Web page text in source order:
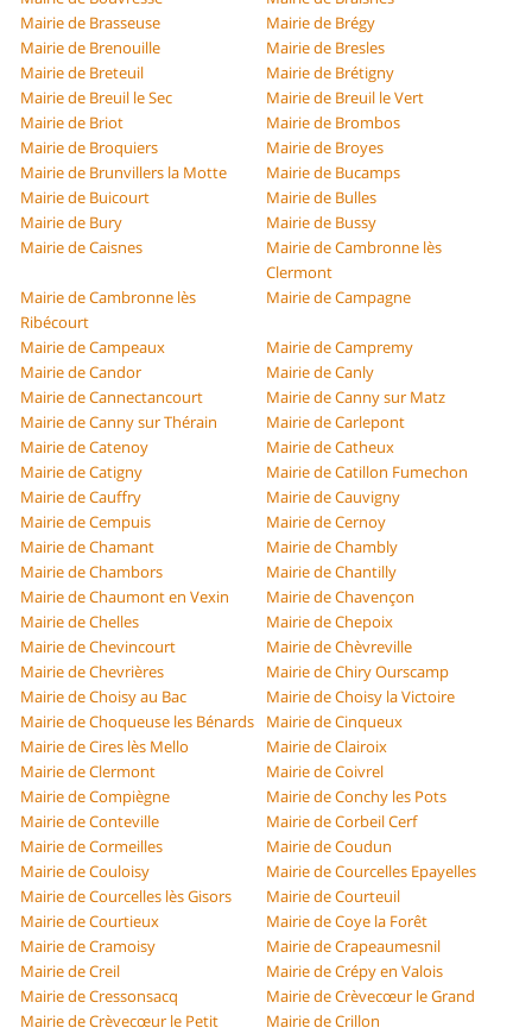
Mairie de Brasseuse
Mairie de Brégy
Mairie de Brenouille
Mairie de Bresles
Mairie de Breteuil
Mairie de Brétigny
Mairie de Breuil le Sec
Mairie de Breuil le Vert
Mairie de Briot
Mairie de Brombos
Mairie de Broquiers
Mairie de Broyes
Mairie de Brunvillers la Motte
Mairie de Bucamps
Mairie de Buicourt
Mairie de Bulles
Mairie de Bury
Mairie de Bussy
Mairie de Caisnes
Mairie de Cambronne lès
Clermont
Mairie de Cambronne lès
Ribécourt
Mairie de Campagne
Mairie de Campeaux
Mairie de Campremy
Mairie de Candor
Mairie de Canly
Mairie de Cannectancourt
Mairie de Canny sur Matz
Mairie de Canny sur Thérain
Mairie de Carlepont
Mairie de Catenoy
Mairie de Catheux
Mairie de Catigny
Mairie de Catillon Fumechon
Mairie de Cauffry
Mairie de Cauvigny
Mairie de Cempuis
Mairie de Cernoy
Mairie de Chamant
Mairie de Chambly
Mairie de Chambors
Mairie de Chantilly
Mairie de Chaumont en Vexin
Mairie de Chavençon
Mairie de Chelles
Mairie de Chepoix
Mairie de Chevincourt
Mairie de Chèvreville
Mairie de Chevrières
Mairie de Chiry Ourscamp
Mairie de Choisy au Bac
Mairie de Choisy la Victoire
Mairie de Choqueuse les Bénards
Mairie de Cinqueux
Mairie de Cires lès Mello
Mairie de Clairoix
Mairie de Clermont
Mairie de Coivrel
Mairie de Compiègne
Mairie de Conchy les Pots
Mairie de Conteville
Mairie de Corbeil Cerf
Mairie de Cormeilles
Mairie de Coudun
Mairie de Couloisy
Mairie de Courcelles Epayelles
Mairie de Courcelles lès Gisors
Mairie de Courteuil
Mairie de Courtieux
Mairie de Coye la Forêt
Mairie de Cramoisy
Mairie de Crapeaumesnil
Mairie de Creil
Mairie de Crépy en Valois
Mairie de Cressonsacq
Mairie de Crèvecœur le Grand
Mairie de Crèvecœur le Petit
Mairie de Crillon